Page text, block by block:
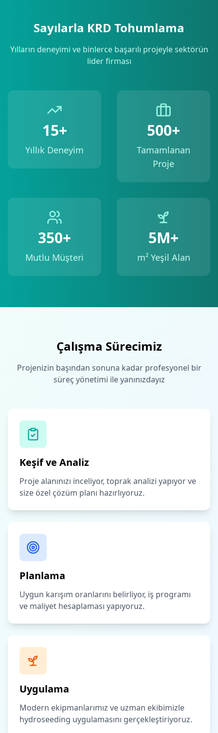
Sayılarla KRD Tohumlama
Yılların deneyimi ve binlerce başarılı projeyle sektörün
lider firması
15+
Yıllık Deneyim
500+
Tamamlanan
Proje
350+
Mutlu Müşteri
5M+
m² Yeşil Alan
Çalışma Sürecimiz
Projenizin başından sonuna kadar profesyonel bir
süreç yönetimi ile yanınızdayız
Keşif ve Analiz
Proje alanınızı inceliyor, toprak analizi yapıyor ve
size özel çözüm planı hazırlıyoruz.
Planlama
Uygun karışım oranlarını belirliyor, iş programı
ve maliyet hesaplaması yapıyoruz.
Uygulama
Modern ekipmanlarımız ve uzman ekibimizle
hydroseeding uygulamasını gerçekleştiriyoruz.